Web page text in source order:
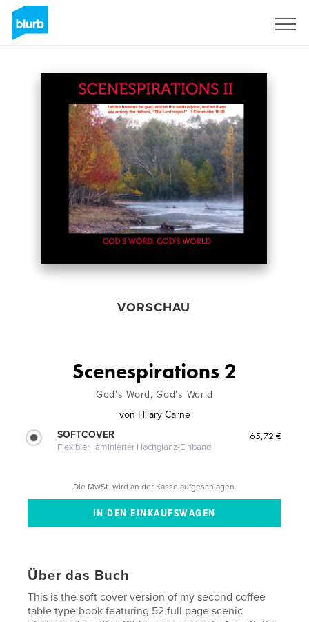
VORSCHAU
Scenespirations 2
God's Word, God's World
von Hilary Carne
SOFTCOVER
Flexibler, laminierter Hochglanz-Einband
65,72 €
Die MwSt. wird an der Kasse aufgeschlagen.
Über das Buch
This is the soft cover version of my second coffee
table type book featuring 52 full page scenic